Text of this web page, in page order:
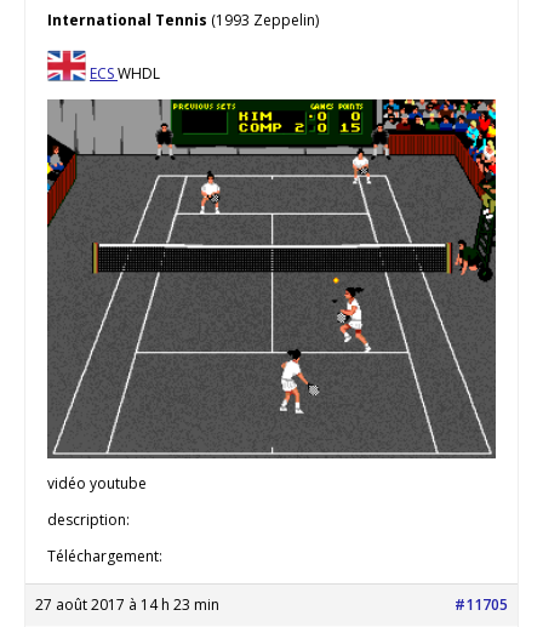
International Tennis (1993 Zeppelin)
ECSWHDL
vidéo youtube
description:
Téléchargement:
27 août 2017 à 14 h 23 min #11705